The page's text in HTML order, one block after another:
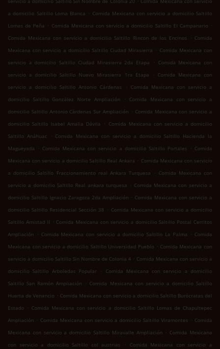
a domicilio Saltillo Loma Blanca . Comida Mexicana con servicio a domicilio Saltillo
Lomas de Peña . Comida Mexicana con servicio a domicilio Saltillo El Campanario .
Comida Mexicana con servicio a domicilio Saltillo Rincon de los Encinos
. Comida
Mexicana con servicio a domicilio Saltillo Ciudad Mirasierra . Comida Mexicana con
servicio a domicilio Saltillo Ciudad Mirasierra 2da Etapa
. Comida Mexicana con
servicio a domicilio Saltillo Nuevo Mirasierra 1ra Etapa
. Comida Mexicana con
servicio a domicilio Saltillo Antonio Cárdenas
. Comida Mexicana con servicio a
domicilio Saltillo González Norte Ampliación
. Comida Mexicana con servicio a
domicilio Saltillo Antonio Cárdenas Sur Ampliación . Comida Mexicana con servicio a
domicilio Saltillo Isabel Amalia Dávila
. Comida Mexicana con servicio a domicilio
Saltillo Anáhuac
. Comida Mexicana con servicio a domicilio Saltillo Hacienda la
Magueyada
. Comida Mexicana con servicio a domicilio Saltillo Portales . Comida
Mexicana con servicio a domicilio Saltillo Real Ankara . Comida Mexicana con servicio
a domicilio Saltillo Fraccionamiento real Ankara Turquesa
. Comida Mexicana con
servicio a domicilio Saltillo Real ankara turquesa . Comida Mexicana con servicio a
domicilio Saltillo Ignacio Zaragoza 2da Ampliación . Comida Mexicana con servicio a
domicilio Saltillo Residencial Sección 38 . Comida Mexicana con servicio a domicilio
Saltillo Amistad II . Comida Mexicana con servicio a domicilio Saltillo Postal Cerritos
Ampliación
. Comida Mexicana con servicio a domicilio Saltillo La Palma . Comida
Mexicana con servicio a domicilio Saltillo Universidad Pueblo . Comida Mexicana con
servicio a domicilio Saltillo Sin Nombre de Colonia 4 . Comida Mexicana con servicio a
domicilio Saltillo Arboledas Popular
.
Comida Mexicana con servicio a domicilio
Saltillo San Ramón Ampliación
. Comida Mexicana con servicio a domicilio Saltillo
Huerta de Venancio . Comida Mexicana con servicio a domicilio Saltillo Burócratas del
Estado
. Comida Mexicana con servicio a domicilio Saltillo Lomas de Chapultepec
Ampliación . Comida Mexicana con servicio a domicilio Saltillo Viramontes . Comida
Mexicana con servicio a domicilio Saltillo Miravalle Ampliación . Comida Mexicana
con servicio a domicilio Saltillo col austrias
.
Comida Mexicana con servicio a